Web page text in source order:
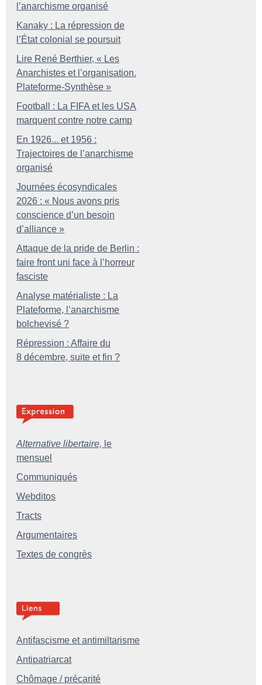
l’anarchisme organisé
Kanaky : La répression de
l’État colonial se poursuit
Lire René Berthier, « Les
Anarchistes et l’organisation.
Plateforme-Synthèse »
Football : La FIFA et les USA
marquent contre notre camp
En 1926... et 1956 :
Trajectoires de l’anarchisme
organisé
Journées écosyndicales
2026 : « Nous avons pris
conscience d’un besoin
d’alliance »
Attaque de la pride de Berlin :
faire front uni face à l’horreur
fasciste
Analyse matérialiste : La
Plateforme, l’anarchisme
bolchevisé ?
Répression : Affaire du
8 décembre, suite et fin ?
Alternative libertaire, le
mensuel
Communiqués
Webditos
Tracts
Argumentaires
Textes de congrès
Antifascisme et antimiltarisme
Antipatriarcat
Chômage / précarité